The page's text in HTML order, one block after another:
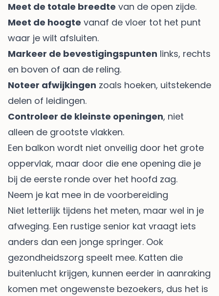
Meet de totale breedte van de open zijde.
Meet de hoogte vanaf de vloer tot het punt
waar je wilt afsluiten.
Markeer de bevestigingspunten links, rechts
en boven of aan de reling.
Noteer afwijkingen zoals hoeken, uitstekende
delen of leidingen.
Controleer de kleinste openingen, niet
alleen de grootste vlakken.
Een balkon wordt niet onveilig door het grote
oppervlak, maar door die ene opening die je
bij de eerste ronde over het hoofd zag.
Neem je kat mee in de voorbereiding
Niet letterlijk tijdens het meten, maar wel in je
afweging. Een rustige senior kat vraagt iets
anders dan een jonge springer. Ook
gezondheidszorg speelt mee. Katten die
buitenlucht krijgen, kunnen eerder in aanraking
komen met ongewenste bezoekers, dus het is